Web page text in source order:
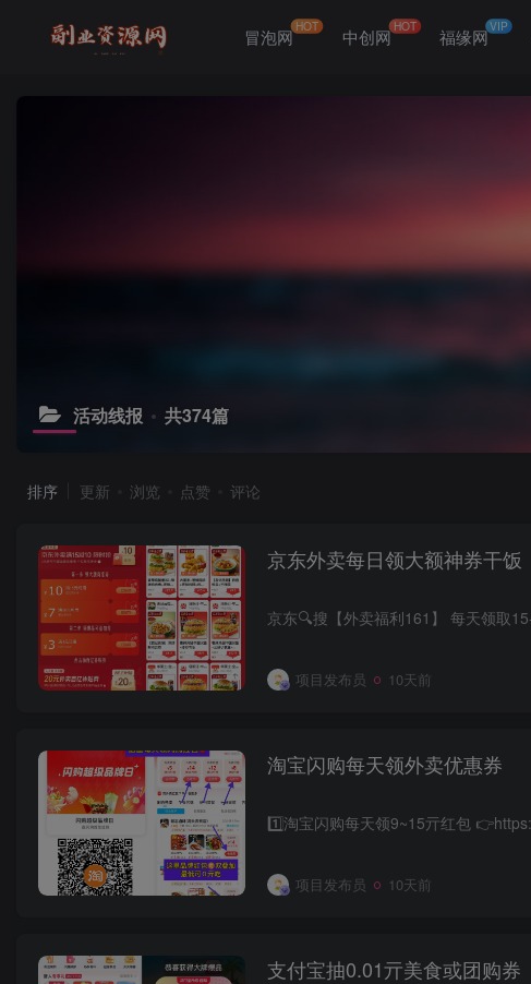
冒泡网 HOT 中创网 HOT 福缘网VIP
活动线报 共374篇
排序 更新 浏览 点赞 评论
京东外卖每日领大额神券干饭
项目发布员 10天前
淘宝闪购每天领外卖优惠券
项目发布员 10天前
支付宝抽0.01亓美食或团购券